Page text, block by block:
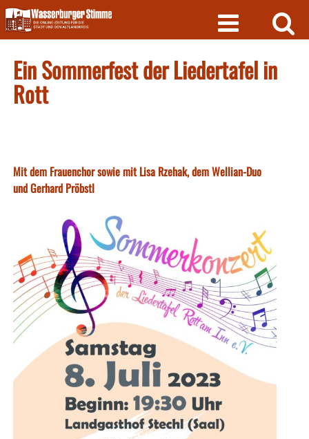
Skip
to
content
Ein Sommerfest der Liedertafel in
Rott
Mit dem Frauenchor sowie mit Lisa Rzehak, dem Wellian-Duo
und Gerhard Pröbstl